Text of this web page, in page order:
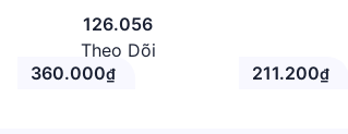
126.056
Theo Dõi
360.000₫ 211.200₫